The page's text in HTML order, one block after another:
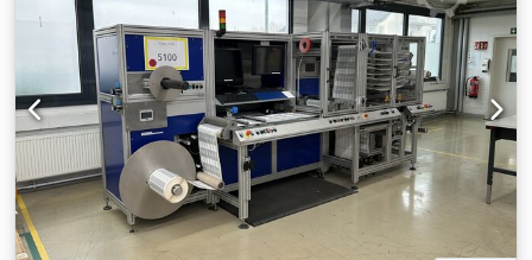
Verdere informatie = Algemene informatie Bouwjaar: juli
2005 Modeljaar: 2005 Geschikt materiaal: Chemicaliën
Gewichten Dedpezdkyaefx Adrjck Leeggewicht: 4.475 kg
Laadvermogen: 31.525 kg GVW: 36.000 kg Functioneel
Inhoud laadruimte: 25.000 l Opbouw merk: CIMC 2016,
20FT, 25.000L, L4BN, UN Portable, T11, stoomverwarming,
bodemlossing, 5Y: 10/2022 Aantal compartimenten: 1 Staat
Technische staat: zeer goed Optische staat: goed Verdere
informatie Neem contact op met Arne Honingh voor meer
informatie.